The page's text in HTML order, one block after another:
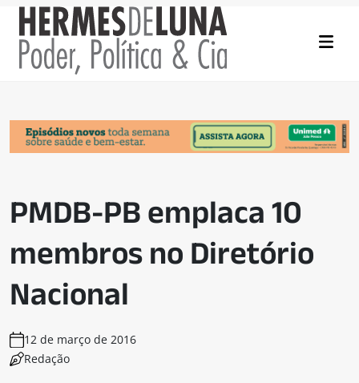
PMDB-PB emplaca 10
membros no Diretório
Nacional
12 de março de 2016
Redação